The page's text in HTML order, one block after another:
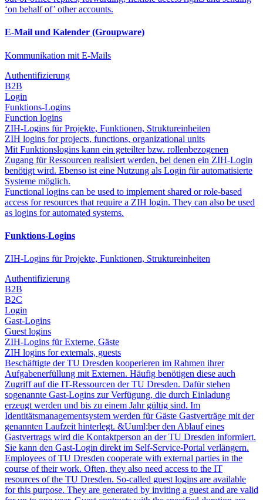
‘on behalf of’ other accounts.
E-Mail und Kalender (Groupware)
Kommunikation mit E-Mails
Authentifizierung
B2B
Login
Funktions-Logins
Function logins
ZIH-Logins für Projekte, Funktionen, Struktureinheiten
ZIH logins for projects, functions, organizational units
Mit Funktionslogins kann ein geteilter bzw. rollenbezogenen
Zugang für Ressourcen realisiert werden, bei denen ein ZIH-Login
benötigt wird. Ebenso ist eine Nutzung als Login für automatisierte
Systeme möglich.
Functional logins can be used to implement shared or role-based
access for resources that require a ZIH login. They can also be used
as logins for automated systems.
Funktions-Logins
ZIH-Logins für Projekte, Funktionen, Struktureinheiten
Authentifizierung
B2B
B2C
Login
Gast-Logins
Guest logins
ZIH-Logins für Externe, Gäste
ZIH logins for externals, guests
Beschäftigte der TU Dresden kooperieren im Rahmen ihrer
Aufgabenerfüllung mit Externen. Häufig benötigen diese auch
Zugriff auf die IT-Ressourcen der TU Dresden. Dafür stehen
sogenannte Gast-Logins zur Verfügung, die durch Einladung
erzeugt werden und bis zu einem Jahr gültig sind. Im
Identitätsmanagementsystem werden für Gäste Gastverträge mit der
genannten Laufzeit hinterlegt. &Uuml;ber den Ablauf eines
Gastvertrags wird die Kontaktperson an der TU Dresden informiert.
Sie kann den Gast-Login direkt im Self-Service-Portal verlängern.
Employees of TU Dresden cooperate with external parties in the
course of their work. Often, they also need access to the IT
resources of the TU Dresden. So-called guest logins are available
for this purpose. They are generated by inviting a guest and are valid